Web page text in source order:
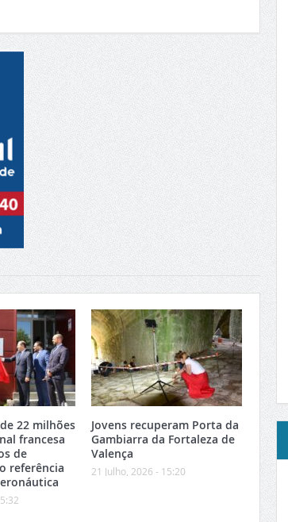
22 milhões
francesa
de
referência
Jovens recuperam Porta da
Gambiarra da Fortaleza de
Valença
21 Julho, 2026 - 15:20